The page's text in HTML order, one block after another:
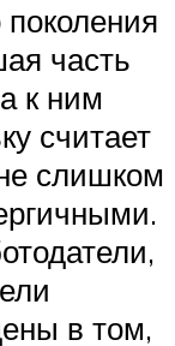
часть
к ним
считает
слишком
в том,